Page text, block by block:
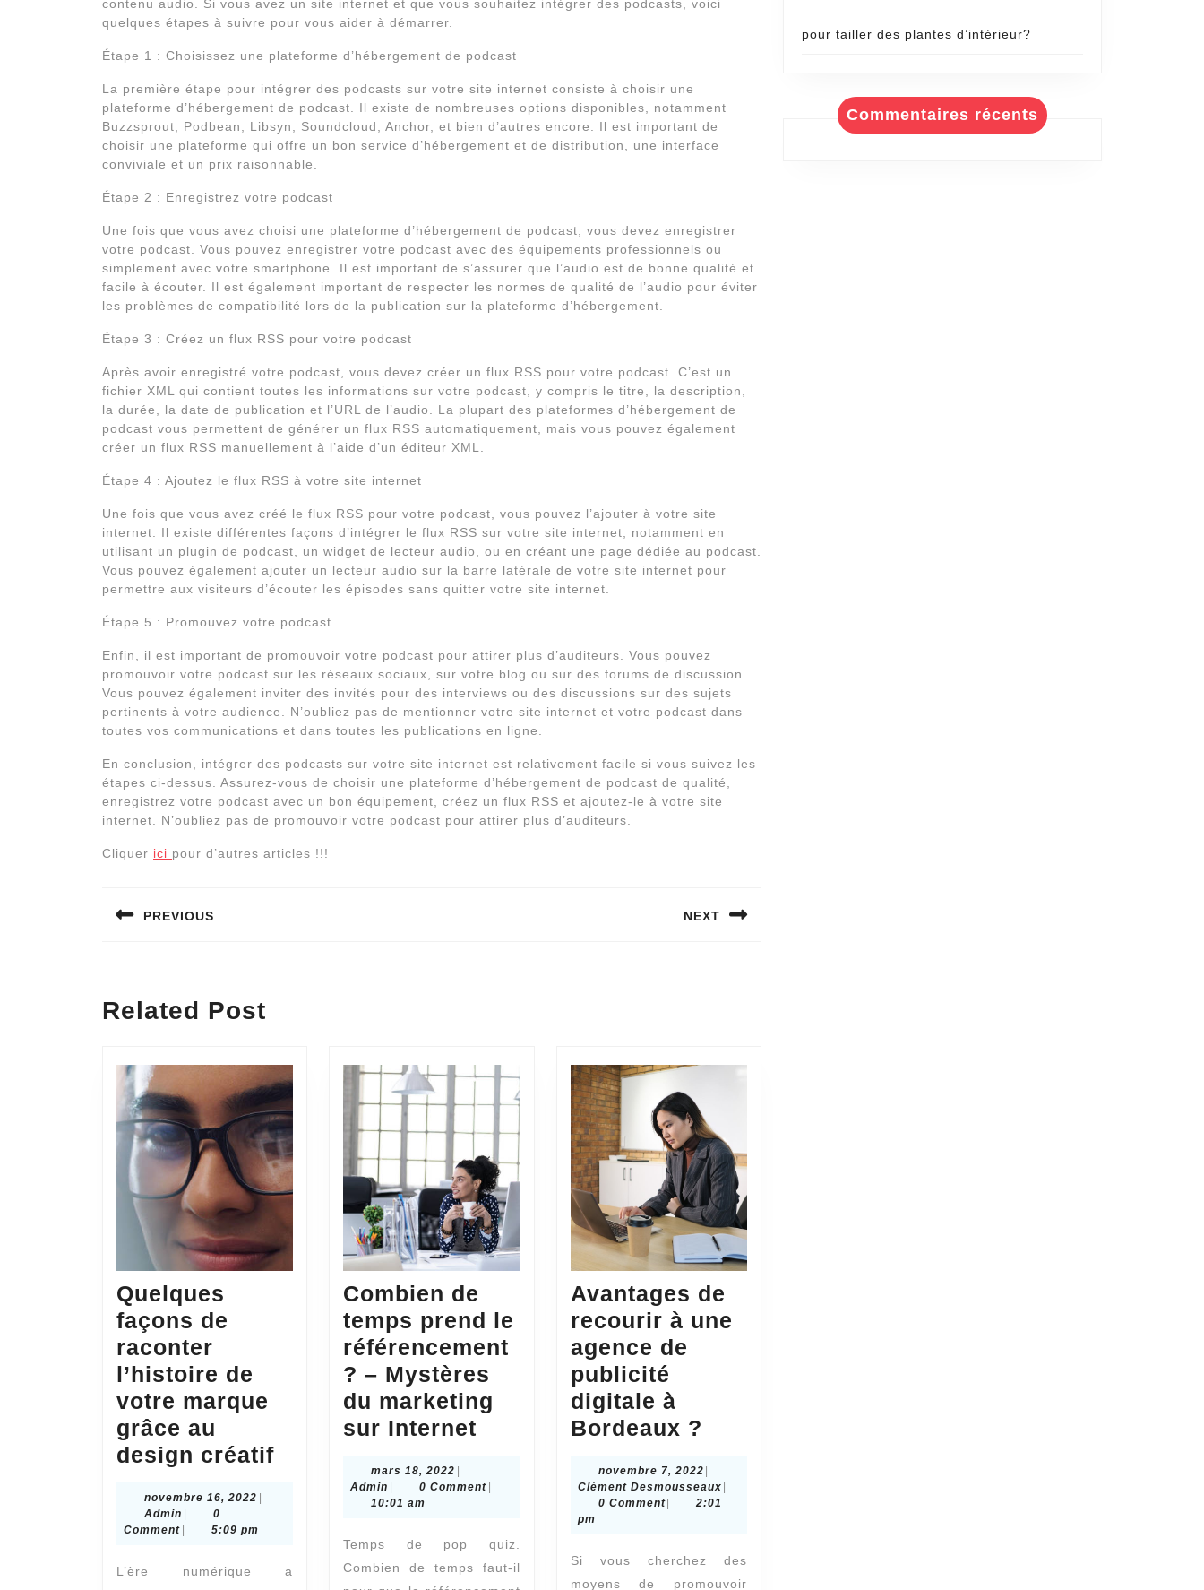
contenu audio. Si vous avez un site internet et que vous souhaitez intégrer des podcasts, voici
quelques étapes à suivre pour vous aider à démarrer.
Étape 1 : Choisissez une plateforme d’hébergement de podcast
La première étape pour intégrer des podcasts sur votre site internet consiste à choisir une
plateforme d’hébergement de podcast. Il existe de nombreuses options disponibles, notamment
Buzzsprout, Podbean, Libsyn, Soundcloud, Anchor, et bien d’autres encore. Il est important de
choisir une plateforme qui offre un bon service d’hébergement et de distribution, une interface
conviviale et un prix raisonnable.
Étape 2 : Enregistrez votre podcast
Une fois que vous avez choisi une plateforme d’hébergement de podcast, vous devez enregistrer
votre podcast. Vous pouvez enregistrer votre podcast avec des équipements professionnels ou
simplement avec votre smartphone. Il est important de s’assurer que l’audio est de bonne qualité et
facile à écouter. Il est également important de respecter les normes de qualité de l’audio pour éviter
les problèmes de compatibilité lors de la publication sur la plateforme d’hébergement.
Étape 3 : Créez un flux RSS pour votre podcast
Après avoir enregistré votre podcast, vous devez créer un flux RSS pour votre podcast. C’est un
fichier XML qui contient toutes les informations sur votre podcast, y compris le titre, la description,
la durée, la date de publication et l’URL de l’audio. La plupart des plateformes d’hébergement de
podcast vous permettent de générer un flux RSS automatiquement, mais vous pouvez également
créer un flux RSS manuellement à l’aide d’un éditeur XML.
Étape 4 : Ajoutez le flux RSS à votre site internet
Une fois que vous avez créé le flux RSS pour votre podcast, vous pouvez l’ajouter à votre site
internet. Il existe différentes façons d’intégrer le flux RSS sur votre site internet, notamment en
utilisant un plugin de podcast, un widget de lecteur audio, ou en créant une page dédiée au podcast.
Vous pouvez également ajouter un lecteur audio sur la barre latérale de votre site internet pour
permettre aux visiteurs d’écouter les épisodes sans quitter votre site internet.
Étape 5 : Promouvez votre podcast
Enfin, il est important de promouvoir votre podcast pour attirer plus d’auditeurs. Vous pouvez
promouvoir votre podcast sur les réseaux sociaux, sur votre blog ou sur des forums de discussion.
Vous pouvez également inviter des invités pour des interviews ou des discussions sur des sujets
pertinents à votre audience. N’oubliez pas de mentionner votre site internet et votre podcast dans
toutes vos communications et dans toutes les publications en ligne.
En conclusion, intégrer des podcasts sur votre site internet est relativement facile si vous suivez les
étapes ci-dessus. Assurez-vous de choisir une plateforme d’hébergement de podcast de qualité,
enregistrez votre podcast avec un bon équipement, créez un flux RSS et ajoutez-le à votre site
internet. N’oubliez pas de promouvoir votre podcast pour attirer plus d’auditeurs.
Cliquer ici pour d’autres articles !!!
PREVIOUS NEXT
Related Post
Quelques
façons de
raconter
l’histoire de
votre marque
grâce au
design créatifQuelques
raconter
l’histoire
novembre 16, 2022 novembre
2022
|
Admin Admin
|
0
Comment | 5:09 pm
L’ère numérique a
Combien de
temps prend le
référencement
? – Mystères
du marketing
sur Internet Combien
temps
référencement
mars 18, 2022 mars
18,
|
Admin Admin
| 0 Comment |
10:01 am
Temps de pop quiz.
Combien de temps faut-il
Avantages de
recourir à une
agence de
publicité
digitale à
Bordeaux ?
recourir
à
agence
novembre 7, 2022novembre
7,
2022
|
Clément DesmousseauxClément
|
0 Comment|
2:01
pm
Si vous cherchez des
moyens de promouvoir
pour tailler des plantes d’intérieur?
Commentaires récents